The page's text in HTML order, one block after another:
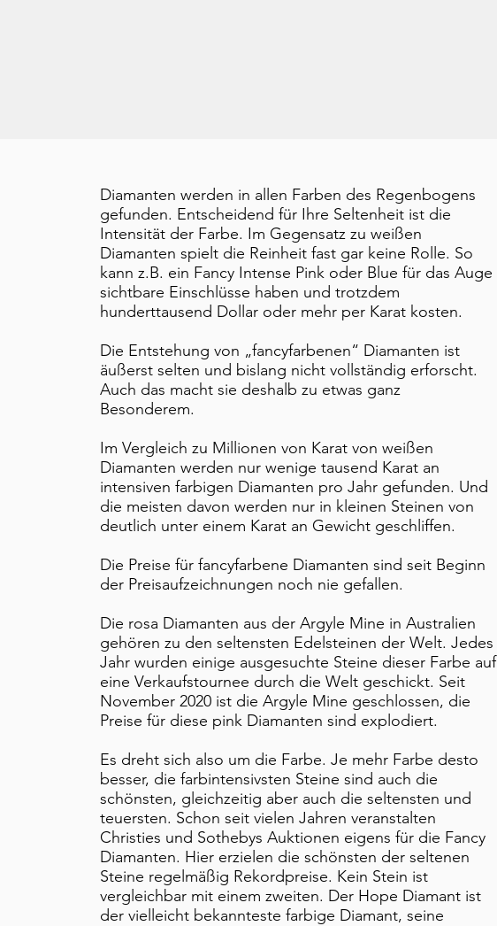
Diamanten werden in allen Farben des Regenbogens
gefunden. Entscheidend für Ihre Seltenheit ist die
Intensität der Farbe. Im Gegensatz zu weißen
Diamanten spielt die Reinheit fast gar keine Rolle. So
kann z.B. ein Fancy Intense Pink oder Blue für das Auge
sichtbare Einschlüsse haben und trotzdem
hunderttausend Dollar oder mehr per Karat kosten.
​Die Entstehung von „fancyfarbenen“ Diamanten ist
äußerst selten und bislang nicht vollständig erforscht.
Auch das macht sie deshalb zu etwas ganz
Besonderem.
Im Vergleich zu Millionen von Karat von weißen
Diamanten werden nur wenige tausend Karat an
intensiven farbigen Diamanten pro Jahr gefunden. Und
die meisten davon werden nur in kleinen Steinen von
deutlich unter einem Karat an Gewicht geschliffen.
Die Preise für fancyfarbene Diamanten sind seit Beginn
der Preisaufzeichnungen noch nie gefallen.
​Die rosa Diamanten aus der Argyle Mine in Australien
gehören zu den seltensten Edelsteinen der Welt. Jedes
Jahr wurden einige ausgesuchte Steine dieser Farbe auf
eine Verkaufstournee durch die Welt geschickt. Seit
November 2020 ist die Argyle Mine geschlossen, die
Preise für diese pink Diamanten sind explodiert.
​Es dreht sich also um die Farbe. Je mehr Farbe desto
besser, die farbintensivsten Steine sind auch die
schönsten, gleichzeitig aber auch die seltensten und
teuersten. Schon seit vielen Jahren veranstalten
Christies und Sothebys Auktionen eigens für die Fancy
Diamanten. Hier erzielen die schönsten der seltenen
Steine regelmäßig Rekordpreise. Kein Stein ist
vergleichbar mit einem zweiten. Der Hope Diamant ist
der vielleicht bekannteste farbige Diamant, seine